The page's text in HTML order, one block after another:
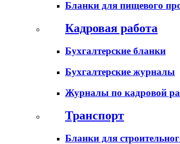
Бланки для пищевого
Кадровая работа
Бухгалтерские бланки
Бухгалтерские журналы
Журналы по кадровой
Транспорт
Бланки для